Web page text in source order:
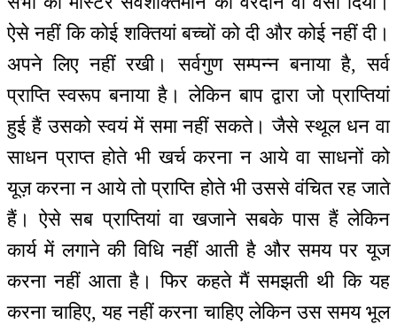
ऐसे नहीं कि कोई शक्तियां बच्चों को दी और कोई नहीं दी।
अपने लिए नहीं रखी। सर्वगुण सम्पन्न बनाया है, सर्व
प्राप्ति स्वरूप बनाया है। लेकिन बाप द्वारा जो प्राप्तियां
हुई हैं उसको स्वयं में समा नहीं सकते। जैसे स्थूल धन वा
साधन प्राप्त होते भी खर्च करना न आये वा साधनों को
यूज़ करना न आये तो प्राप्ति होते भी उससे वंचित रह जाते
हैं। ऐसे सब प्राप्तियां वा खजाने सबके पास हैं लेकिन
कार्य में लगाने की विधि नहीं आती है और समय पर यूज
करना नहीं आता है। फिर कहते मैं समझती थी कि यह
करना चाहिए, यह नहीं करना चाहिए लेकिन उस समय भूल